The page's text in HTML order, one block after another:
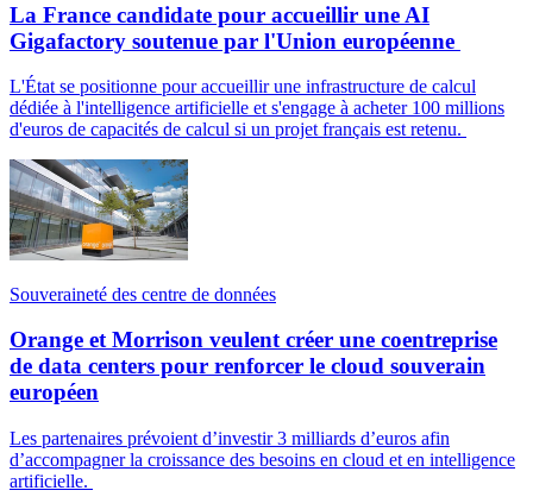
La France candidate pour accueillir une AI
Gigafactory soutenue par l'Union européenne
L'État se positionne pour accueillir une infrastructure de calcul
dédiée à l'intelligence artificielle et s'engage à acheter 100 millions
d'euros de capacités de calcul si un projet français est retenu.
Souveraineté des centre de données
Orange et Morrison veulent créer une coentreprise
de data centers pour renforcer le cloud souverain
européen
Les partenaires prévoient d’investir 3 milliards d’euros afin
d’accompagner la croissance des besoins en cloud et en intelligence
artificielle.